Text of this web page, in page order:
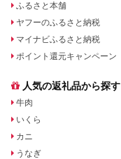
ふるさと本舗
ヤフーのふるさと納税
マイナビふるさと納税
ポイント還元キャンペーン
人気の返礼品から探す
牛肉
いくら
カニ
うなぎ